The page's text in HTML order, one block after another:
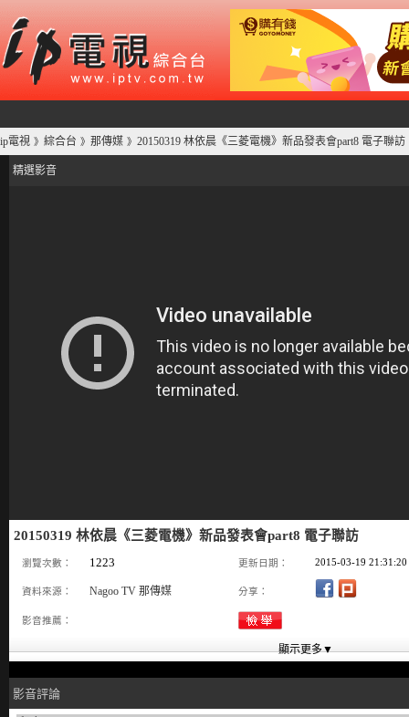
ip電視 》 綜合台 》 那傳媒 》 20150319 林依晨《三菱電機》新品發表會part8 電子聯訪
精選影音
20150319 林依晨《三菱電機》新品發表會part8 電子聯訪
瀏覽次數： 1223 更新日期： 2015-03-19 21:31:20
資料來源： Nagoo TV 那傳媒 分享：
影音推薦：
影音評論